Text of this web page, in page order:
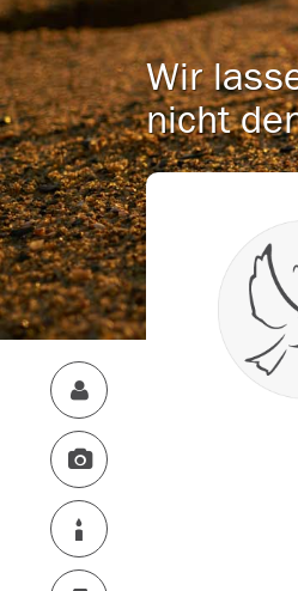
Wir
nicht